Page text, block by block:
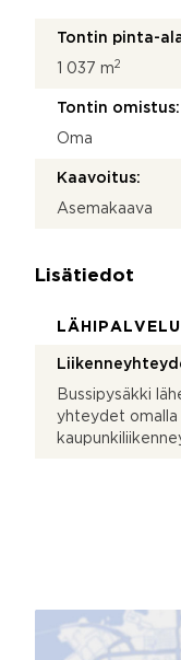
Tontin pinta-
1 037 m2
Tontin omistus:
Oma
Kaavoitus:
Asemakaava
Lisätiedot
Bussipysäkki
yhteydet omalla